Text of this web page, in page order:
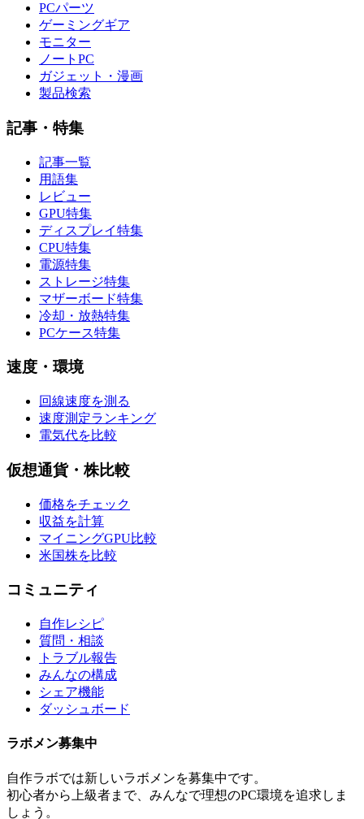
PCパーツ
ゲーミングギア
モニター
ノートPC
ガジェット・漫画
製品検索
記事・特集
記事一覧
用語集
レビュー
GPU特集
ディスプレイ特集
CPU特集
電源特集
ストレージ特集
マザーボード特集
冷却・放熱特集
PCケース特集
速度・環境
回線速度を測る
速度測定ランキング
電気代を比較
仮想通貨・株比較
価格をチェック
収益を計算
マイニングGPU比較
米国株を比較
コミュニティ
自作レシピ
質問・相談
トラブル報告
みんなの構成
シェア機能
ダッシュボード
ラボメン募集中
自作ラボでは新しいラボメンを募集中です。
初心者から上級者まで、みんなで理想のPC環境を追求しま
しょう。